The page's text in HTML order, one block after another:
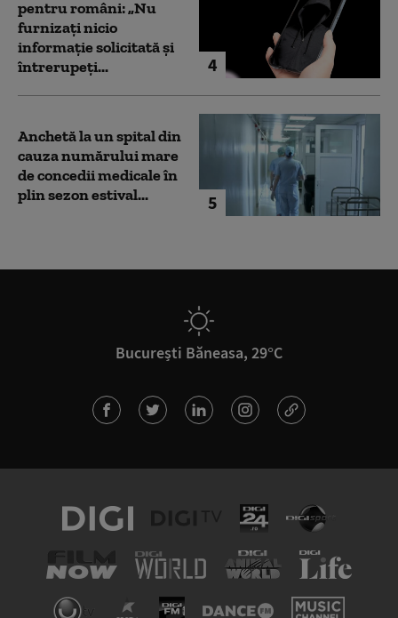
4
pentru români: „Nu
furnizați nicio
informație solicitată și
întrerupeți...
5
Anchetă la un spital din
cauza numărului mare
de concedii medicale în
plin sezon estival...
București Băneasa, 29°C